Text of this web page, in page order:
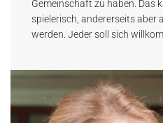
Gemeinschaft zu haben. Das
spielerisch, andererseits aber
werden. Jeder soll sich